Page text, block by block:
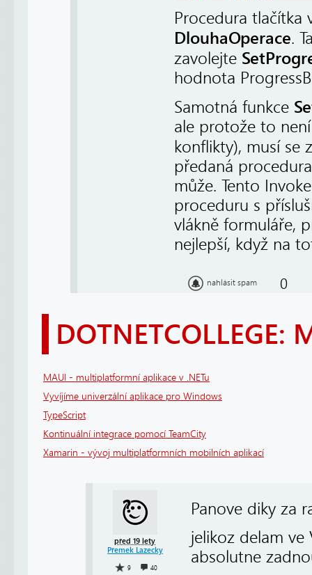
Procedura tlačítka
DlouhaOperace.
zavolejte
hodnota
Samotná funkce
ale protože to
konflikty), musí se
předaná
může. Tento
proceduru s
vlákně formuláře,
nejlepší, když na
nahlásit spam 0
DOTNETCOLLEGE:
MAUI - multiplatformní aplikace v .NETu
Vyvíjíme univerzální aplikace pro Windows
TypeScript
Kontinuální integrace pomocí TeamCity
Xamarin - vývoj multiplatformních mobilních aplikací
před 19 lety
Přemek Lazecky
9 40
Panove diky za
jelikoz delam ve
absolutne